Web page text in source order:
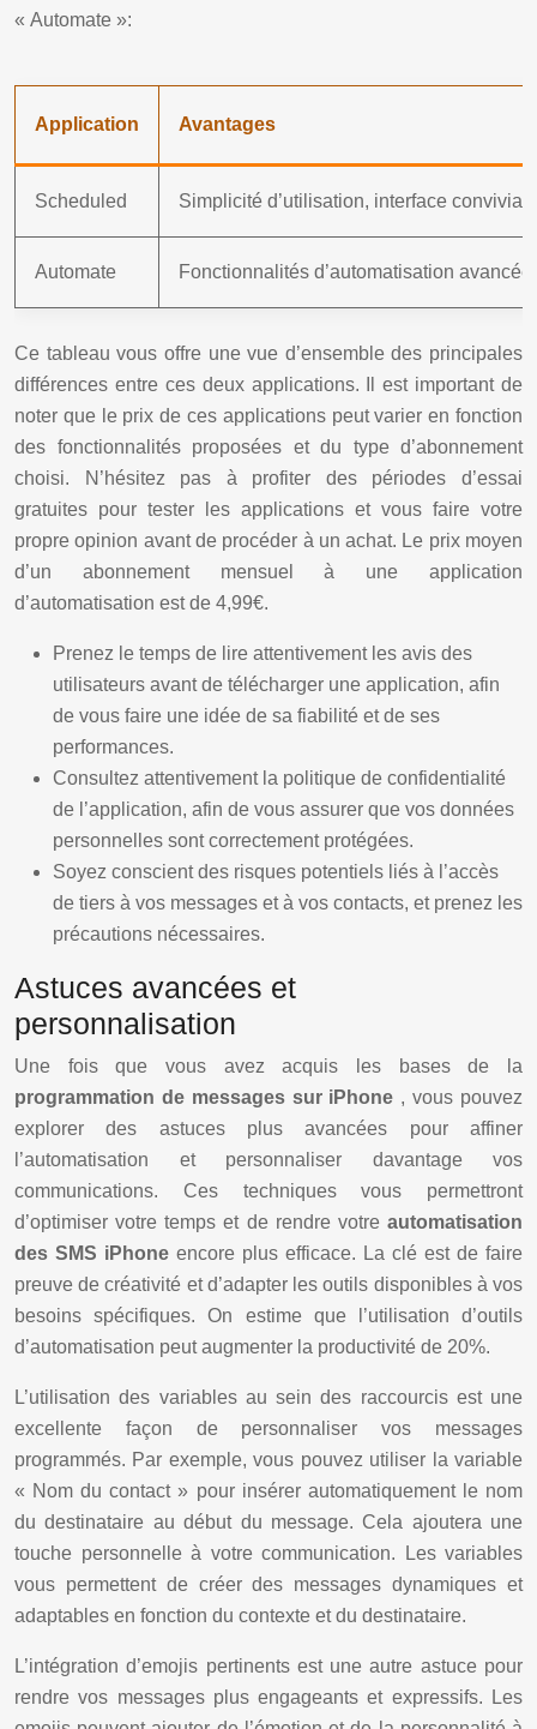
« Automate »:
Application Avantages
Scheduled Simplicité d’utilisation, interface
Automate Fonctionnalités d’automatisation
Ce tableau vous offre une vue d’ensemble des principales
différences entre ces deux applications. Il est important de
noter que le prix de ces applications peut varier en fonction
des fonctionnalités proposées et du type d’abonnement
choisi. N’hésitez pas à profiter des périodes d’essai
gratuites pour tester les applications et vous faire votre
propre opinion avant de procéder à un achat. Le prix moyen
d’un abonnement mensuel à une application
d’automatisation est de 4,99€.
Prenez le temps de lire attentivement les avis des
utilisateurs avant de télécharger une application, afin
de vous faire une idée de sa fiabilité et de ses
performances.
Consultez attentivement la politique de confidentialité
de l’application, afin de vous assurer que vos données
personnelles sont correctement protégées.
Soyez conscient des risques potentiels liés à l’accès
de tiers à vos messages et à vos contacts, et prenez les
précautions nécessaires.
Astuces avancées et
personnalisation
Une fois que vous avez acquis les bases de la
programmation de messages sur iPhone , vous pouvez
explorer des astuces plus avancées pour affiner
l’automatisation et personnaliser davantage vos
communications. Ces techniques vous permettront
d’optimiser votre temps et de rendre votre automatisation
des SMS iPhone encore plus efficace. La clé est de faire
preuve de créativité et d’adapter les outils disponibles à vos
besoins spécifiques. On estime que l’utilisation d’outils
d’automatisation peut augmenter la productivité de 20%.
L’utilisation des variables au sein des raccourcis est une
excellente façon de personnaliser vos messages
programmés. Par exemple, vous pouvez utiliser la variable
« Nom du contact » pour insérer automatiquement le nom
du destinataire au début du message. Cela ajoutera une
touche personnelle à votre communication. Les variables
vous permettent de créer des messages dynamiques et
adaptables en fonction du contexte et du destinataire.
L’intégration d’emojis pertinents est une autre astuce pour
rendre vos messages plus engageants et expressifs. Les